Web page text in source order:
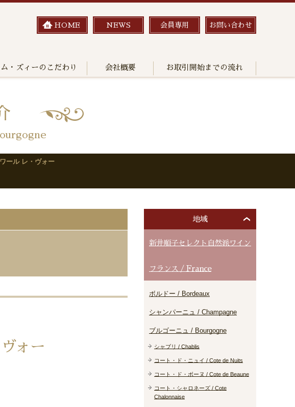
HOME NEWS 会員専用 お問い合わせ
・ズィーのこだわり 会社概要 お取引開始までの流れ
ール レ・ヴォー
ォー
地域
新井順子セレクト自然派ワイン
フランス / France
ボルドー / Bordeaux
シャンパーニュ / Champagne
ブルゴーニュ / Bourgogne
シャブリ / Chablis
コート・ド・ニュイ / Cote de Nuits
コート・ド・ボーヌ / Cote de Beaune
コート・シャロネーズ / Cote
Chalonnaise